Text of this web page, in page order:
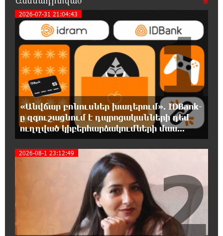
Հայաստանը կարիք ունի Ավետիք
Չալաբյանի նման խելացի, աշխատասեր և
զարգացած մարդու. Արմեն Մանվելյան
11:39:05 6-08-2026
Հիմա. Նարեկ Կարապետյանի ճեպազրույցը
11:34:10 6-08-2026
ՊԱՏՄՈՒԹՅԱՆ ԱՅՍ ՕՐԸ (6 օգոստոսի).
Ազդարարվել է Հյուսիս-Հարավ
ավտոմայրուղու շինարարության մեկնարկը. «Փաստ»
11:03:37 6-08-2026
Եվրոպական երազանք աղքատության
հետհամով. առևտրային ճգնաժամը մտել է
վտանգավոր փուլ. «Փաստ»
10:43:08 6-08-2026
Հարցնում են իրար.«ամուսինդ ո՞նց է, քեռիդ
2026-07-31 21:04:43
«Անվճար բոնուսներ խաղերում». IDBank-
ը զգուշացնում է դպրոցականների դեմ
ուղղված կիբերհարձակումների մաս...
1
2026-08-1 23:12:49
2